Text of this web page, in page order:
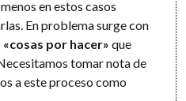
en estos casos
En problema surge con
por hacer» que
tomar nota de
a este proceso como